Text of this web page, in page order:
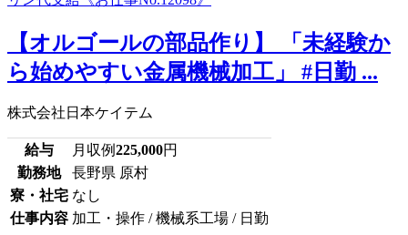
【オルゴールの部品作り】 「未経験か
ら始めやすい金属機械加工」 #日勤 ...
株式会社日本ケイテム
給与 月収例225,000円
勤務地
長野県 原村
寮・社宅 なし
仕事内容 加工・操作 / 機械系工場 / 日勤